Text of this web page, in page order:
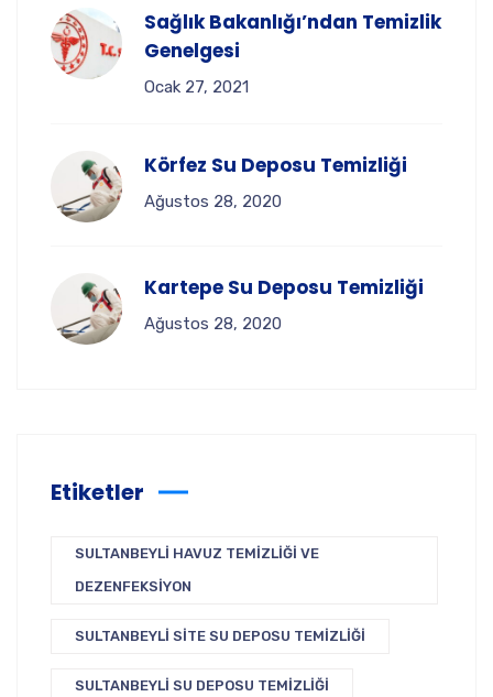
Sağlık Bakanlığı’ndan Temizlik
Genelgesi
Ocak 27, 2021
Körfez Su Deposu Temizliği
Ağustos 28, 2020
Kartepe Su Deposu Temizliği
Ağustos 28, 2020
Etiketler
SULTANBEYLI HAVUZ TEMIZLIĞI VE
DEZENFEKSIYON
SULTANBEYLI SITE SU DEPOSU TEMIZLIĞI
SULTANBEYLI SU DEPOSU TEMIZLIĞI